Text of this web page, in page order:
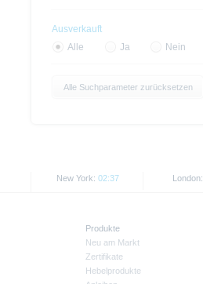
Ausverkauft
Alle
Ja Nein
Alle Suchparameter zurücksetzen
New York: 02:37 London:
Produkte
Neu am Markt
Zertifikate
Hebelprodukte